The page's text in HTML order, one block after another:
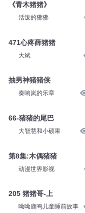
《青木猪猪》
活泼的狒狒
471心疼薛猪猪
大斌
抽男神猪猪侠
奏响岚的乐章
66-猪猪的尾巴
大智慧和小硕果
第8集:木偶猪猪
动漫世界影视
205 猪猪哥-上
呦呦鹿鸣儿童睡前故事